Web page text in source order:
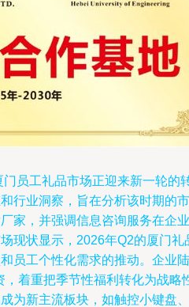
员工礼品市场正迎来新一轮的
行业洞察，旨在分析该时期的市
家，并强调信息咨询服务在企业
现状显示，2026年Q2的厦门礼
员工个性化需求的推动。企业陆
着重把季节性福利转化为战略
为新主流板块，如触控小键盘、